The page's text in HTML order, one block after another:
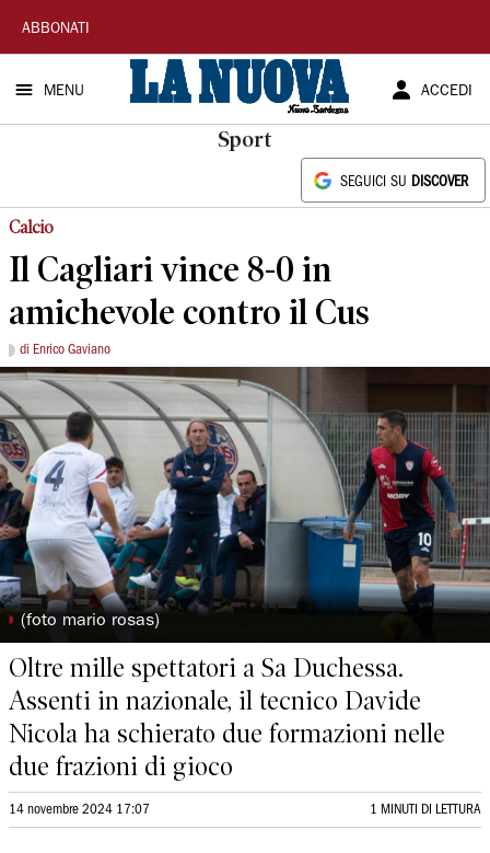
La
Nuova
Sardegna
ABBONATI
MENU ACCEDI
Sport
SEGUICI SU DISCOVER
Calcio
Il Cagliari vince 8-0 in
amichevole contro il Cus
di Enrico Gaviano
◗ (foto mario rosas)
Oltre mille spettatori a Sa Duchessa.
Assenti in nazionale, il tecnico Davide
Nicola ha schierato due formazioni nelle
due frazioni di gioco
14 novembre 2024 17:07 1 MINUTI DI LETTURA